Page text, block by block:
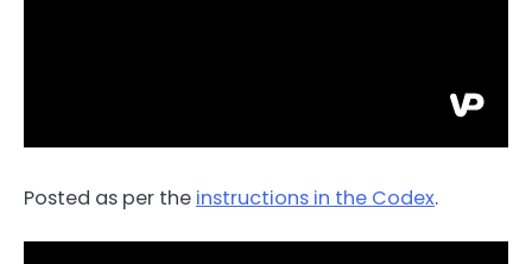
Posted as per the instructions in the Codex.